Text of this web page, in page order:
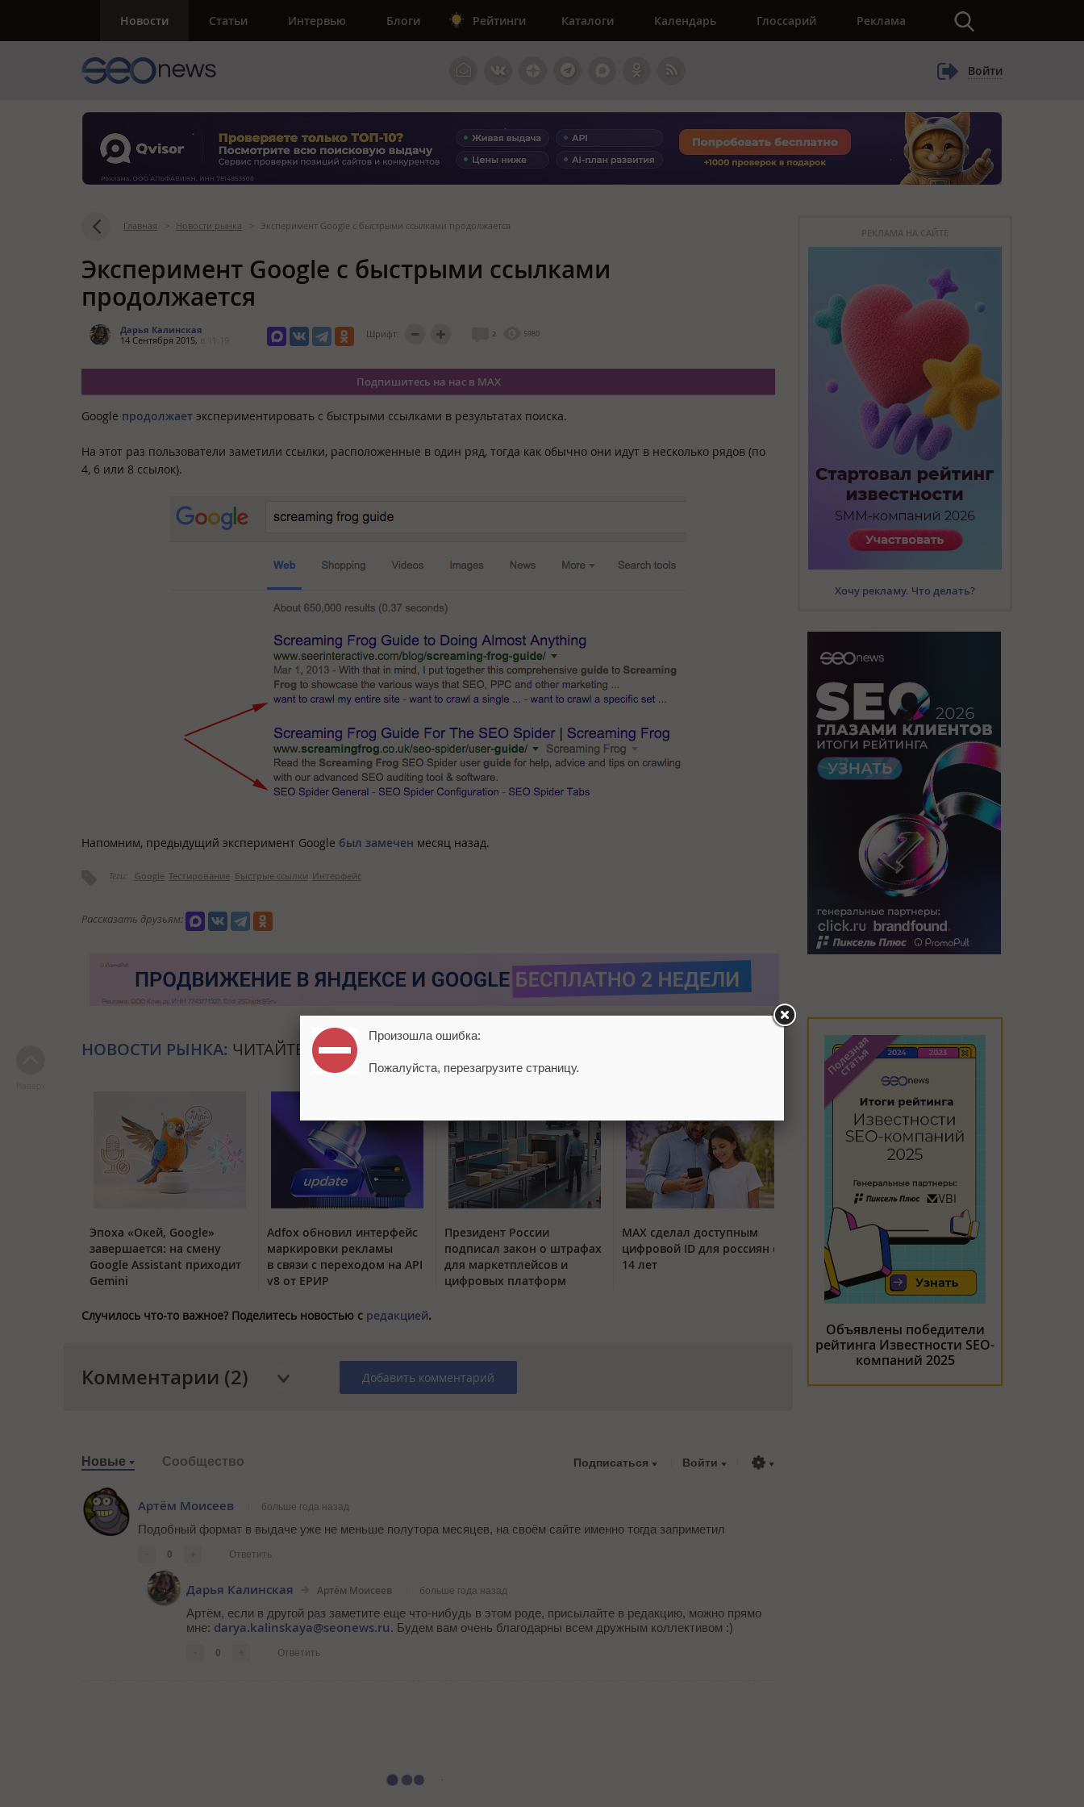
Новости Статьи Интервью Блоги Рейтинги Каталоги Календарь Глоссарий Реклама
Войти
Главная > Новости рынка > Эксперимент Google с быстрыми ссылками продолжается
Эксперимент Google с быстрыми ссылками
продолжается
Дарья Калинская
14 Сентября 2015,
Шрифт: 2 5980
Подпишитесь на нас в MAX
Google продолжает экспериментировать с быстрыми ссылками в результатах поиска.
На этот раз пользователи заметили ссылки, расположенные в один ряд, тогда как обычно они идут в несколько рядов (по
4, 6 или 8 ссылок).
Напомним, предыдущий эксперимент Google был замечен месяц назад.
Теги: Google Тестирование Быстрые ссылки Интерфейс
Рассказать друзьям:
НОВОСТИ РЫНКА: ЧИТАЙТЕ ТАКЖЕ
Эпоха «Окей, Google»
завершается: на смену
Google Assistant приходит
Gemini
Adfox обновил интерфейс
маркировки рекламы
в связи с переходом на API
v8 от ЕРИР
Президент России
подписал закон о штрафах
для маркетплейсов и
цифровых платформ
MAX сделал доступным
цифровой ID для россиян с
14 лет
Случилось что-то важное? Поделитесь новостью с редакцией.
Комментарии (2) Добавить комментарий
Новые Сообщество Подписаться Войти
Артём Моисеев больше года назад
Подобный формат в выдаче уже не меньше полутора месяцев, на своём сайте именно тогда заприметил
0 Ответить
Дарья Калинская Артём Моисеев больше года назад
Артём, если в другой раз заметите еще что-нибудь в этом роде, присылайте в редакцию, можно прямо
мне: darya.kalinskaya@seonews.ru. Будем вам очень благодарны всем дружным коллективом :)
0 Ответить
РЕКЛАМА НА САЙТЕ
Хочу рекламу. Что делать?
Объявлены победители
рейтинга Известности SEO-
компаний 2025
Произошла ошибка:
Пожалуйста, перезагрузите страницу.